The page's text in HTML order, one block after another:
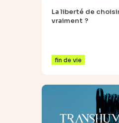
La liberté de
vraiment ?
fin de vie